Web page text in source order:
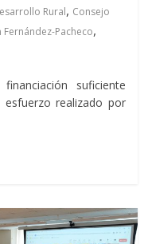
Rural, Consejo
Fernández-Pacheco,
suficiente
realizado por